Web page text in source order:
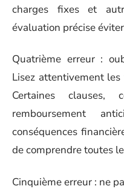
charges fixes et
évaluation précise
Quatrième erreur :
Lisez attentivement
Certaines
remboursement
conséquences
de comprendre toutes
Cinquième erreur : ne